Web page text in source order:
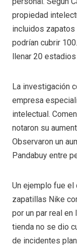
propiedad
incluidos
podrían cubrir
llenar 20
La investigación
empresa
intelectual.
notaron su
Observaron un
Pandabuy entre
Un ejemplo fue el
zapatillas Nike
por un par real en
tienda no se dio
de incidentes